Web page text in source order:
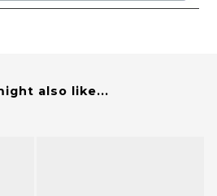
also like...